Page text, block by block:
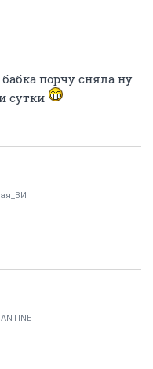
порчу сняла ну
сутки